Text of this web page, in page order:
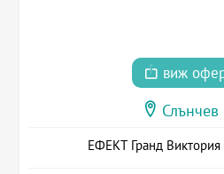
виж
Слънчев
ЕФЕКТ Гранд Виктория